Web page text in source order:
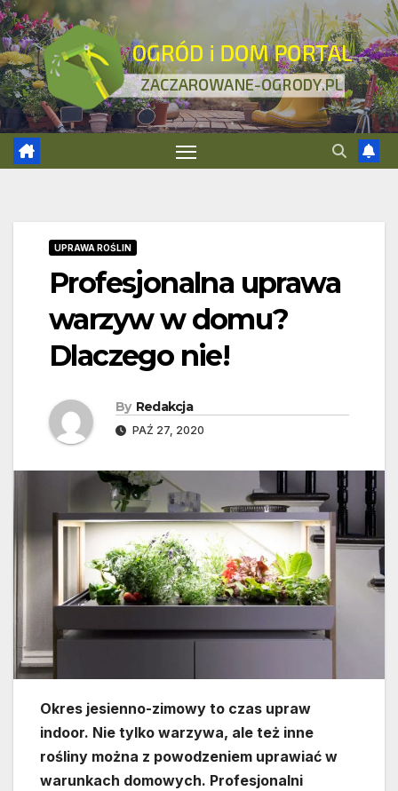
Skip
to
content
UPRAWA ROŚLIN
Profesjonalna uprawa
warzyw w domu?
Dlaczego nie!
By Redakcja
PAŹ 27, 2020
Okres jesienno-zimowy to czas upraw
indoor. Nie tylko warzywa, ale też inne
rośliny można z powodzeniem uprawiać w
warunkach domowych. Profesjonalni